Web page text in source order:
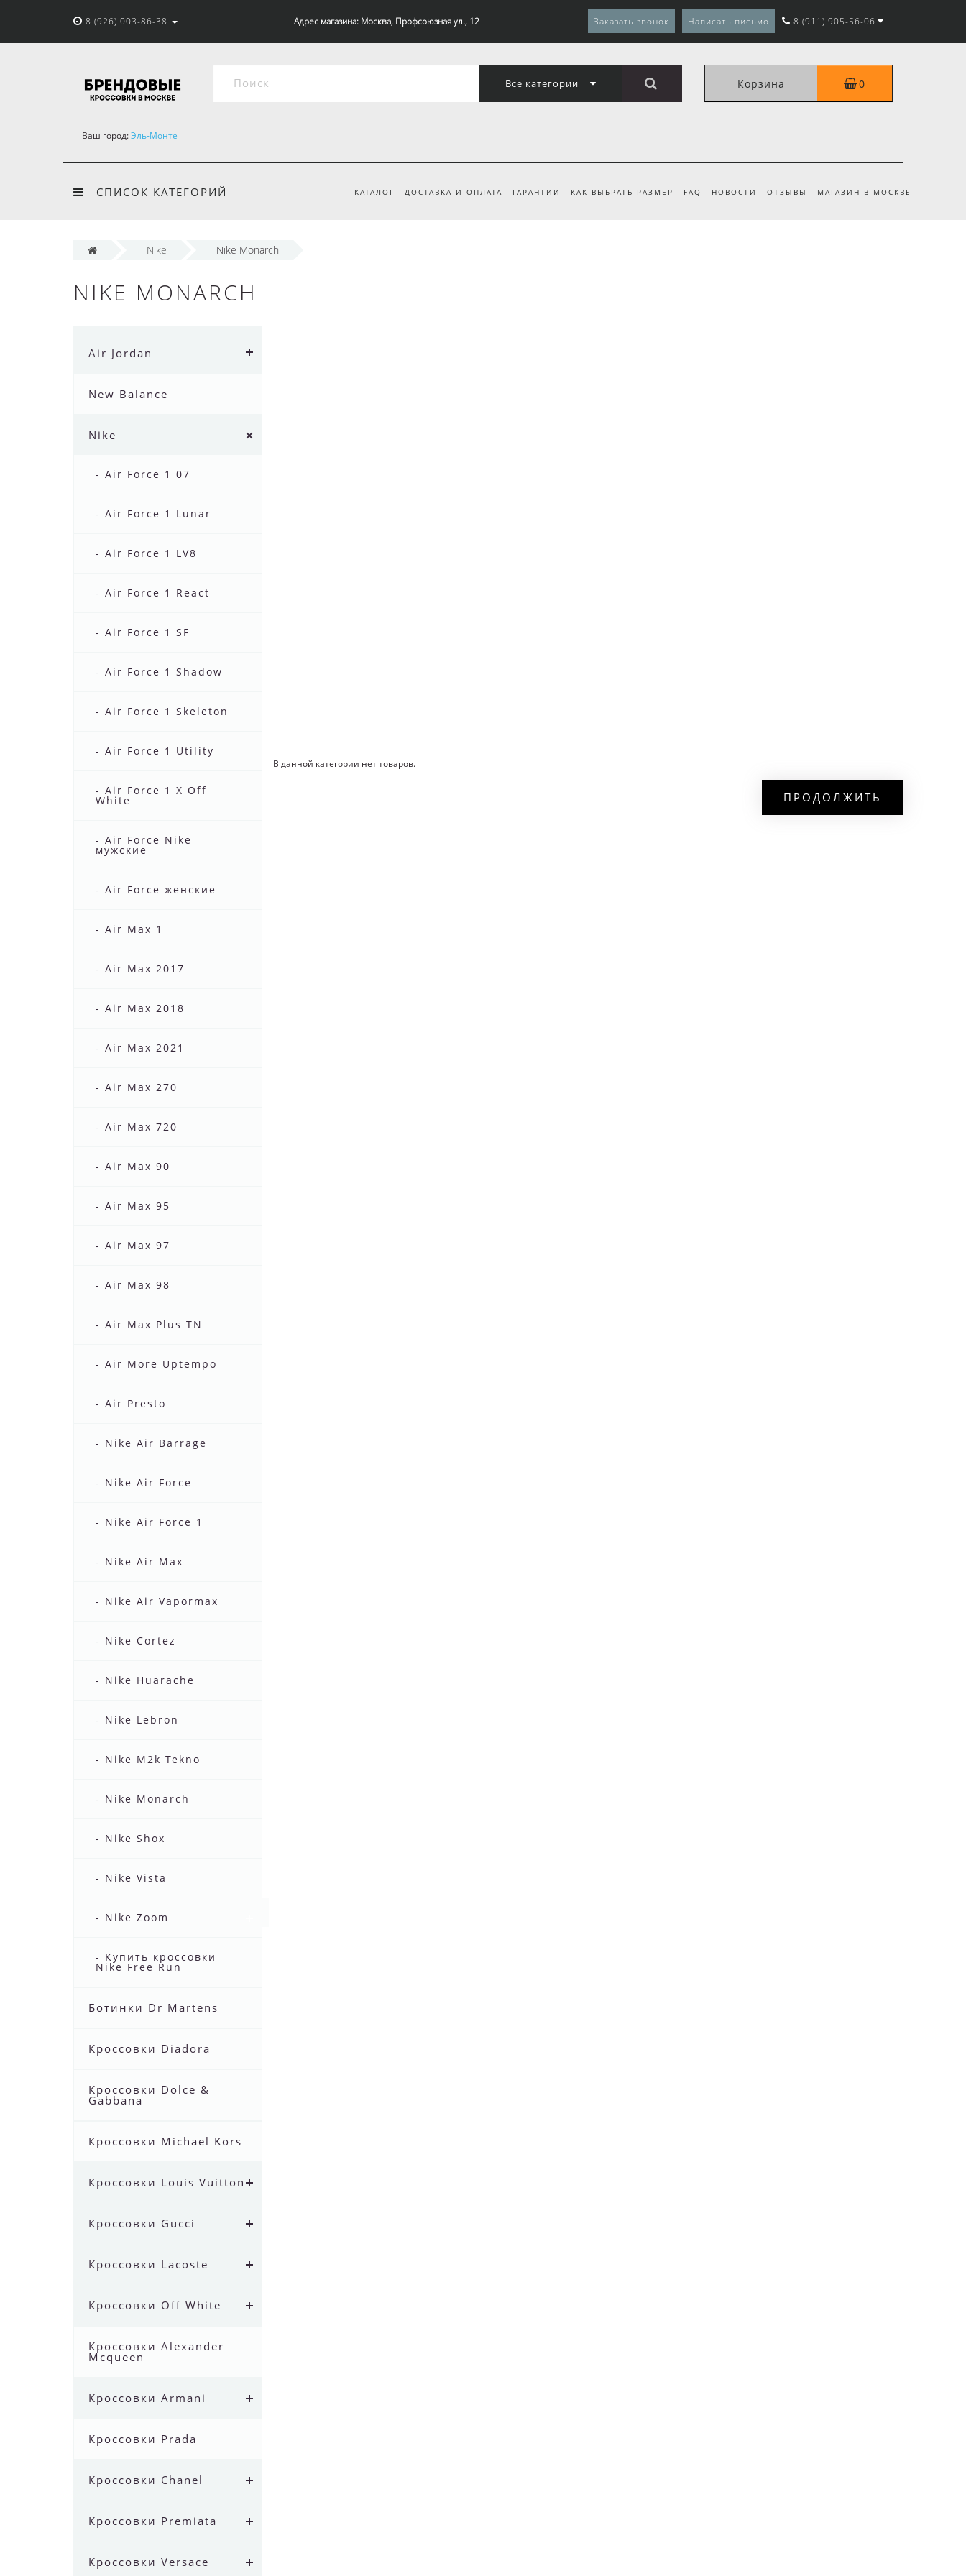
8 (926) 003-86-38 Адрес магазина: Москва, Профсоюзная ул., 12 Заказать звонок Написать письмо 8 (911) 905-56-06
Все категории Корзина 0
Ваш город:Эль-Монте
СПИСОК КАТЕГОРИЙ КАТАЛОГ ДОСТАВКА И ОПЛАТА ГАРАНТИИ КАК ВЫБРАТЬ РАЗМЕР FAQ НОВОСТИ ОТЗЫВЫ МАГАЗИН В МОСКВЕ
Nike Nike Monarch
NIKE MONARCH
Air Jordan
New Balance
Nike
- Air Force 1 07
- Air Force 1 Lunar
- Air Force 1 LV8
- Air Force 1 React
- Air Force 1 SF
- Air Force 1 Shadow
- Air Force 1 Skeleton
- Air Force 1 Utility
- Air Force 1 X Off
White
- Air Force Nike
мужские
- Air Force женские
- Air Max 1
- Air Max 2017
- Air Max 2018
- Air Max 2021
- Air Max 270
- Air Max 720
- Air Max 90
- Air Max 95
- Air Max 97
- Air Max 98
- Air Max Plus TN
- Air More Uptempo
- Air Presto
- Nike Air Barrage
- Nike Air Force
- Nike Air Force 1
- Nike Air Max
- Nike Air Vapormax
- Nike Cortez
- Nike Huarache
- Nike Lebron
- Nike M2k Tekno
- Nike Monarch
- Nike Shox
- Nike Vista
- Nike Zoom
- Купить кроссовки
Nike Free Run
Ботинки Dr Martens
Кроссовки Diadora
Кроссовки Dolce &
Gabbana
Кроссовки Michael Kors
Кроссовки Louis Vuitton
Кроссовки Gucci
Кроссовки Lacoste
Кроссовки Off White
Кроссовки Alexander
Mcqueen
Кроссовки Armani
Кроссовки Prada
Кроссовки Chanel
Кроссовки Premiata
Кроссовки Versace
В данной категории нет товаров.
ПРОДОЛЖИТЬ